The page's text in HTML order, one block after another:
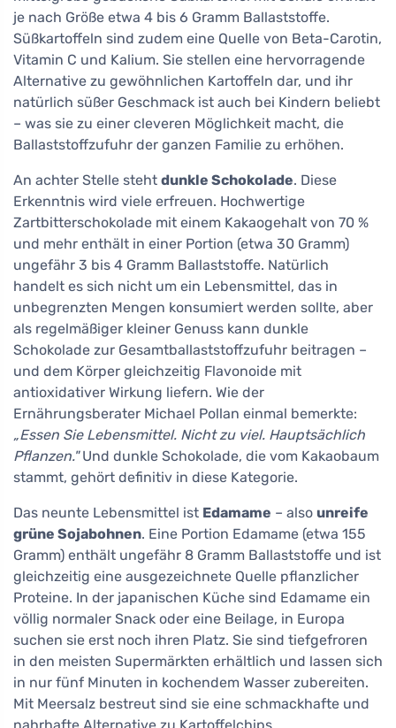
je nach Größe etwa 4 bis 6 Gramm Ballaststoffe.
Süßkartoffeln sind zudem eine Quelle von Beta-Carotin,
Vitamin C und Kalium. Sie stellen eine hervorragende
Alternative zu gewöhnlichen Kartoffeln dar, und ihr
natürlich süßer Geschmack ist auch bei Kindern beliebt
– was sie zu einer cleveren Möglichkeit macht, die
Ballaststoffzufuhr der ganzen Familie zu erhöhen.
An achter Stelle steht dunkle Schokolade. Diese
Erkenntnis wird viele erfreuen. Hochwertige
Zartbitterschokolade mit einem Kakaogehalt von 70 %
und mehr enthält in einer Portion (etwa 30 Gramm)
ungefähr 3 bis 4 Gramm Ballaststoffe. Natürlich
handelt es sich nicht um ein Lebensmittel, das in
unbegrenzten Mengen konsumiert werden sollte, aber
als regelmäßiger kleiner Genuss kann dunkle
Schokolade zur Gesamtballaststoffzufuhr beitragen –
und dem Körper gleichzeitig Flavonoide mit
antioxidativer Wirkung liefern. Wie der
Ernährungsberater Michael Pollan einmal bemerkte:
„Essen Sie Lebensmittel. Nicht zu viel. Hauptsächlich
Pflanzen."Und dunkle Schokolade, die vom Kakaobaum
stammt, gehört definitiv in diese Kategorie.
Das neunte Lebensmittel ist Edamame – also unreife
grüne Sojabohnen. Eine Portion Edamame (etwa 155
Gramm) enthält ungefähr 8 Gramm Ballaststoffe und ist
gleichzeitig eine ausgezeichnete Quelle pflanzlicher
Proteine. In der japanischen Küche sind Edamame ein
völlig normaler Snack oder eine Beilage, in Europa
suchen sie erst noch ihren Platz. Sie sind tiefgefroren
in den meisten Supermärkten erhältlich und lassen sich
in nur fünf Minuten in kochendem Wasser zubereiten.
Mit Meersalz bestreut sind sie eine schmackhafte und